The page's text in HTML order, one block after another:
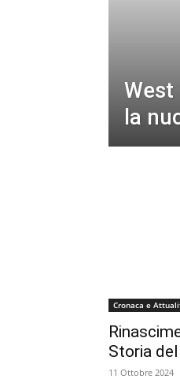
West
la
Cronaca e
Storia
11 Ottobre 2024